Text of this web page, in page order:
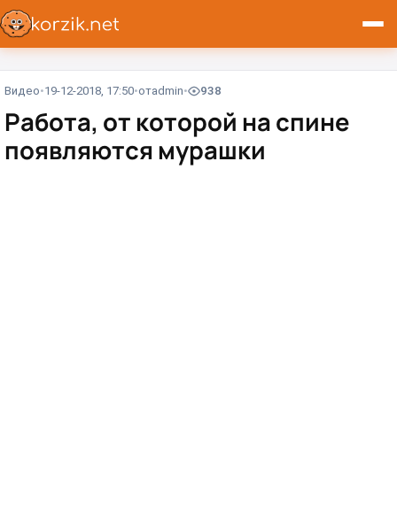
Видео 19-12-2018, 17:50 отadmin 938
Работа, от которой на спине
появляются мурашки